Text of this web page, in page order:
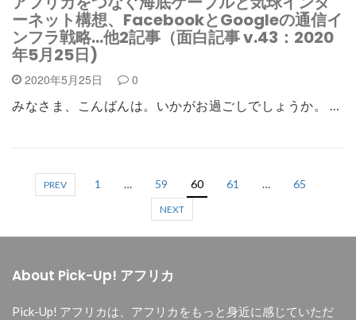
ーネット構想、FacebookとGoogleの通信イ
ンフラ戦略…他2記事（面白記事 v.43：2020
年5月25日)
2020年5月25日 0
みなさま、こんばんは。いかがお過ごしでしょうか。 …
PREV 1 … 59 60 61 … 65
NEXT
About Pick-Up! アフリカ
Pick-Up! アフリカは、 アフリカをもっと身近に感じていただ